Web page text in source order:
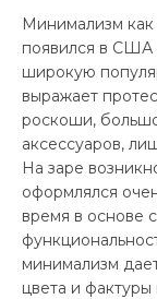
Минимализм как
появился в США
широкую
выражает
роскоши,
аксессуаров,
На заре
оформлялся
время в основе
минимализм
цвета и